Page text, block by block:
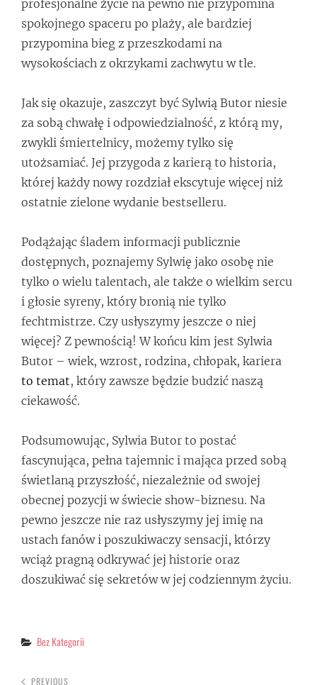
profesjonalne życie na pewno nie przypomina
spokojnego spaceru po plaży, ale bardziej
przypomina bieg z przeszkodami na
wysokościach z okrzykami zachwytu w tle.
Jak się okazuje, zaszczyt być Sylwią Butor niesie
za sobą chwałę i odpowiedzialność, z którą my,
zwykli śmiertelnicy, możemy tylko się
utożsamiać. Jej przygoda z karierą to historia,
której każdy nowy rozdział ekscytuje więcej niż
ostatnie zielone wydanie bestselleru.
Podążając śladem informacji publicznie
dostępnych, poznajemy Sylwię jako osobę nie
tylko o wielu talentach, ale także o wielkim sercu
i głosie syreny, który bronią nie tylko
fechtmistrze. Czy usłyszymy jeszcze o niej
więcej? Z pewnością! W końcu kim jest Sylwia
Butor – wiek, wzrost, rodzina, chłopak, kariera
to temat, który zawsze będzie budzić naszą
ciekawość.
Podsumowując, Sylwia Butor to postać
fascynująca, pełna tajemnic i mająca przed sobą
świetlaną przyszłość, niezależnie od swojej
obecnej pozycji w świecie show-biznesu. Na
pewno jeszcze nie raz usłyszymy jej imię na
ustach fanów i poszukiwaczy sensacji, którzy
wciąż pragną odkrywać jej historie oraz
doszukiwać się sekretów w jej codziennym życiu.
Categories
Bez Kategorii
PREVIOUS